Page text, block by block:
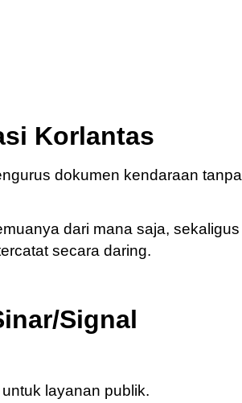
Korlantas
dokumen kendaraan tanpa
dari mana saja, sekaligus
secara daring.
Signal
layanan publik.